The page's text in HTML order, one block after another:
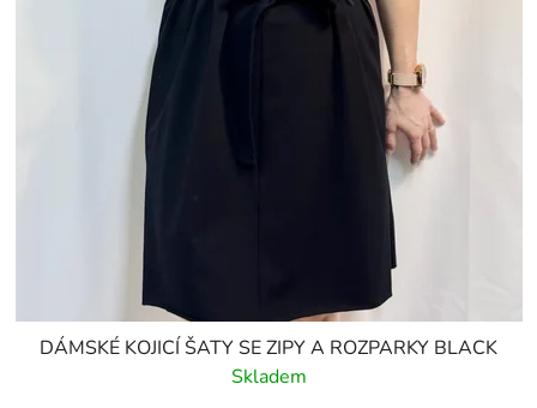
DÁMSKÉ KOJICÍ ŠATY SE ZIPY A ROZPARKY BLACK
Skladem